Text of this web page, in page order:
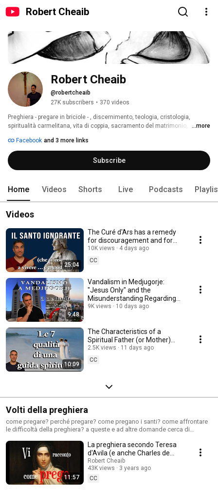
Robert Cheaib
Robert Cheaib
@robertcheaib
27K subscribers • 370 videos
Preghiera - pregare in briciole - , discernimento, teologia, cristologia,
spiritualità carmelitana, vita di coppia, sacramento del matrimonio,
temi che tratta questo canale.
...more
Facebook and 3 more links
Subscribe
Home Videos Shorts Live Podcasts
Videos
25:04
The Curé d'Ars has a remedy
for discouragement and for
those who struggle with their
studies
10K views
4 days ago
CC
9:48
Vandalism in Medjugorje:
"Jesus Only" and the
Misunderstanding Regarding
Mary Queen of Peace
9K views 10 days ago
10:09
The Characteristics of a
Spiritual Father (or Mother)
According to God's Heart
2.5K views
11 days ago
CC
Volti della preghiera
come pregare? perché pregare? come pregano i santi? come affrontare
le difficoltà della preghiera? a queste e ad altre domande cerca di
Cheaib, Volti della preghiera.
11:57
La preghiera secondo Teresa
d'Avila (e anche Charles de
Foucauld)
Robert Cheaib
43K views
3 years ago
CC